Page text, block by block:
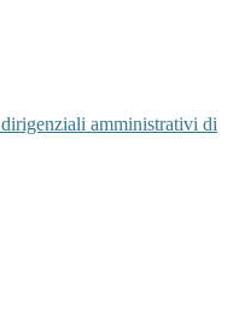
amministrativi di